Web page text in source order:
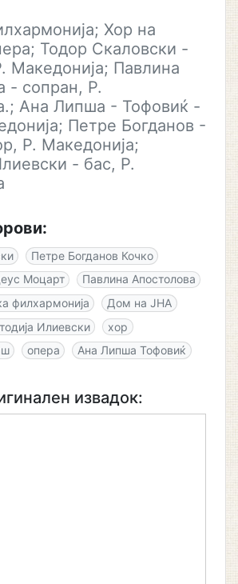
Хор на
Тодор Скаловски -
Македонија; Павлина
- сопран, Р.
Ана Липша - Тофовиќ -
Петре Богданов -
Р. Македонија;
- бас, Р.
Петре Богданов Кочко
Моцарт
Павлина Апостолова
филхармонија
Дом на ЈНА
Илиевски
хор
опера Ана Липша Тофовиќ
извадок: